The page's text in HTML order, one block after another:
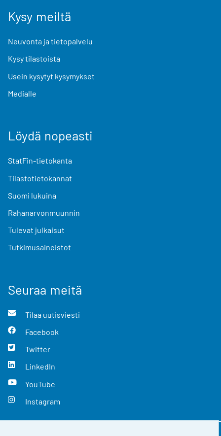
Kysy meiltä
Neuvonta ja tietopalvelu
Kysy tilastoista
Usein kysytyt kysymykset
Medialle
Löydä nopeasti
StatFin-tietokanta
Tilastotietokannat
Suomi lukuina
Rahanarvonmuunnin
Tulevat julkaisut
Tutkimusaineistot
Seuraa meitä
Tilaa uutisviesti
Facebook
Twitter
LinkedIn
YouTube
Instagram